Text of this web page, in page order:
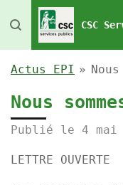
Passer
au
contenu
principal
CSC
Actus EPI »
Nous
Publié le 4 mai
LETTRE OUVERTE